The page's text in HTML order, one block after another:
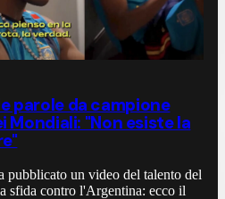
parole da campione
Mondiali: "Non esiste la
pubblicato un video del talento del
sfida contro l'Argentina: ecco il